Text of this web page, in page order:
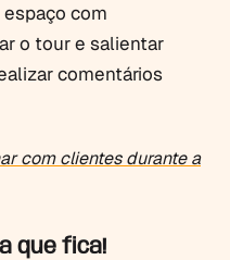
com
o tour e salientar
comentários
com clientes durante a
que fica!